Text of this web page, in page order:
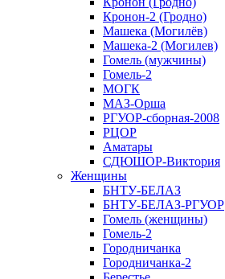
Кронон-2 (Гродно)
Машека (Могилёв)
Машека-2 (Могилев)
Гомель (мужчины)
Гомель-2
МОГК
МАЗ-Орша
РГУОР-сборная-2008
РЦОР
Аматары
СДЮШОР-Виктория
Женщины
БНТУ-БЕЛАЗ
БНТУ-БЕЛАЗ-РГУОР
Гомель (женщины)
Гомель-2
Городничанка
Городничанка-2